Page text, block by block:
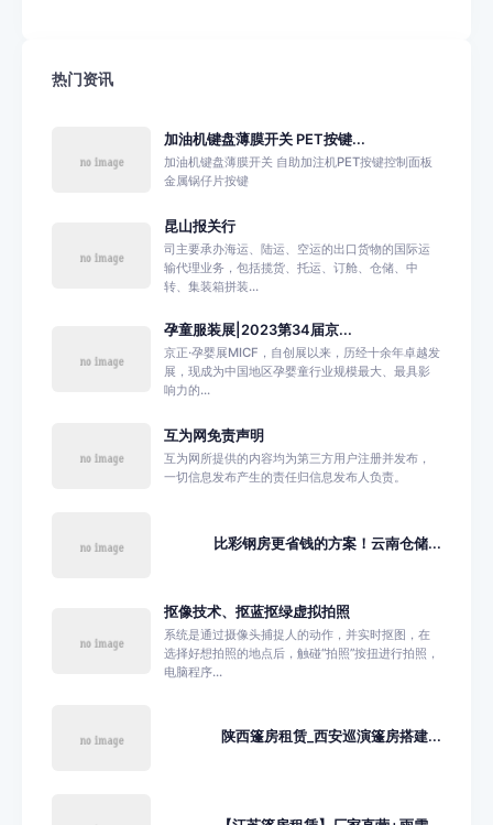
热门资讯
加油机键盘薄膜开关 PET按键...
加油机键盘薄膜开关 自助加注机PET按键控制面板
金属锅仔片按键
昆山报关行
司主要承办海运、陆运、空运的出口货物的国际运
输代理业务，包括揽货、托运、订舱、仓储、中
转、集装箱拼装...
孕童服装展|2023第34届京...
京正·孕婴展MICF，自创展以来，历经十余年卓越发
展，现成为中国地区孕婴童行业规模最大、最具影
响力的...
互为网免责声明
互为网所提供的内容均为第三方用户注册并发布，
一切信息发布产生的责任归信息发布人负责。
比彩钢房更省钱的方案！云南仓储...
抠像技术、抠蓝抠绿虚拟拍照
系统是通过摄像头捕捉人的动作，并实时抠图，在
选择好想拍照的地点后，触碰“拍照”按扭进行拍照，
电脑程序...
陕西篷房租赁_西安巡演篷房搭建...